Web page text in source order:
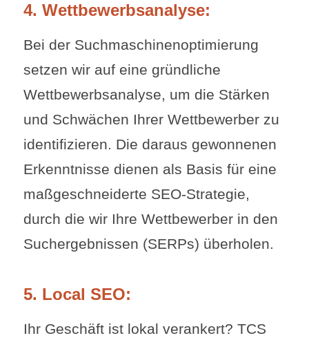
4. Wettbewerbsanalyse:
Bei der Suchmaschinenoptimierung
setzen wir auf eine gründliche
Wettbewerbsanalyse, um die Stärken
und Schwächen Ihrer Wettbewerber zu
identifizieren. Die daraus gewonnenen
Erkenntnisse dienen als Basis für eine
maßgeschneiderte SEO-Strategie,
durch die wir Ihre Wettbewerber in den
Suchergebnissen (SERPs) überholen.
5. Local SEO:
Ihr Geschäft ist lokal verankert? TCS